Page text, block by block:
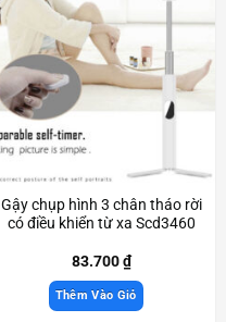
Gậy chụp hình 3 chân tháo rời
có điều khiển từ xa Scd3460
83.700₫
Thêm Vào Giỏ